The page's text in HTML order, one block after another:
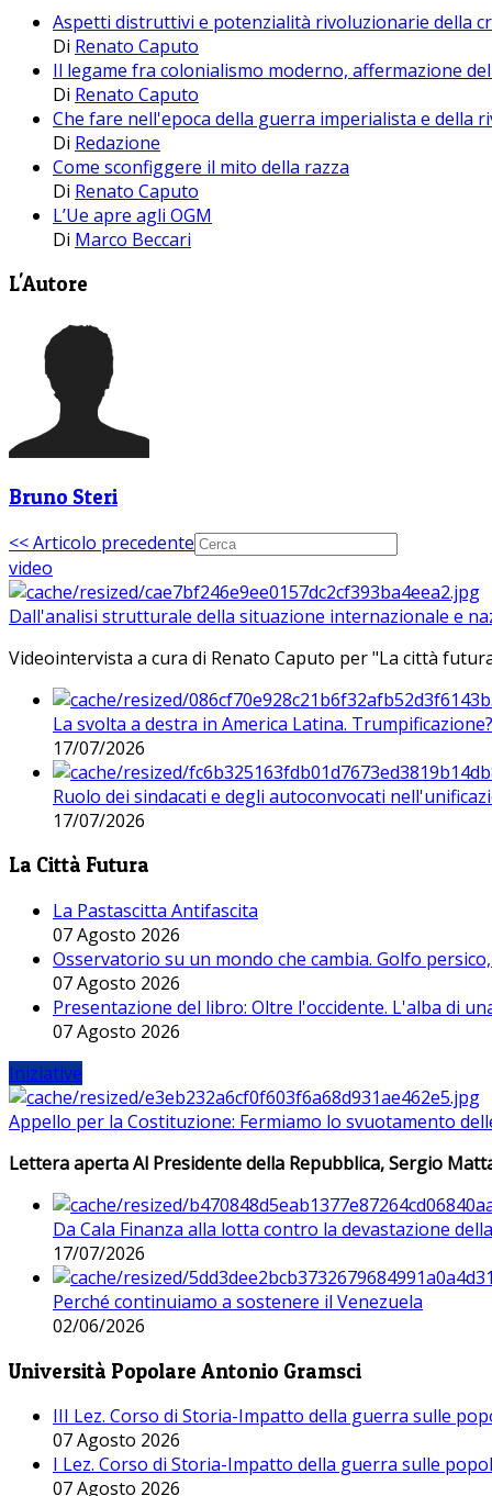
Aspetti distruttivi e potenzialità rivoluzionarie della
Di Renato Caputo
Il legame fra colonialismo moderno, affermazione
Di Renato Caputo
Che fare nell'epoca della guerra imperialista e della
Di Redazione
Come sconfiggere il mito della razza
Di Renato Caputo
L’Ue apre agli OGM
Di Marco Beccari
L'Autore
Bruno Steri
<< Articolo precedente
video
Dall'analisi strutturale della situazione internazionale e
Videointervista a cura di Renato Caputo per "La città
La svolta a destra in America Latina. Trumpificazione?
17/07/2026
Ruolo dei sindacati e degli autoconvocati
17/07/2026
La Città Futura
La Pastascitta Antifascita
07 Agosto 2026
Osservatorio su un mondo che cambia. Golfo
07 Agosto 2026
Presentazione del libro: Oltre l'occidente. L'alba di
07 Agosto 2026
Iniziative
Appello per la Costituzione: Fermiamo lo svuotamento
Lettera aperta Al Presidente della Repubblica, Sergio
Da Cala Finanza alla lotta contro la devastazione
17/07/2026
Perché continuiamo a sostenere il Venezuela
02/06/2026
Università Popolare Antonio Gramsci
III Lez. Corso di Storia-Impatto della guerra sulle
07 Agosto 2026
I Lez. Corso di Storia-Impatto della guerra sulle
07 Agosto 2026